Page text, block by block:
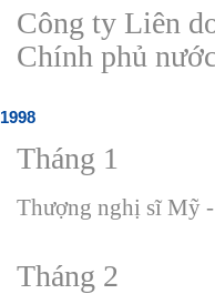
Công ty Liên
Chính phủ
1998
Tháng 1
Thượng nghị sĩ Mỹ
Tháng 2